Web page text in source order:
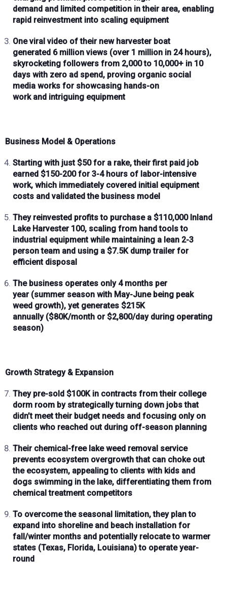
demand and limited competition in their area, enabling
rapid reinvestment into scaling equipment
One viral video of their new harvester boat
generated 6 million views (over 1 million in 24 hours),
skyrocketing followers from 2,000 to 10,000+ in 10
days with zero ad spend, proving organic social
media works for showcasing hands-on
workand intriguing equipment
Business Model & Operations
Starting with just $50 for a rake, their first paid job
earned $150-200for3-4 hours of labor-intensive
work, which immediately covered initial equipment
costs and validated the business model
They reinvested profits to purchase a $110,000 Inland
Lake Harvester 100, scaling from hand tools to
industrial equipment while maintaining a lean 2-3
person team and using a $7.5K dump trailerfor
efficient disposal
The business operates only 4 months per
year(summer season with May-Junebeing peak
weed growth), yet generates $215K
annually($80K/month or $2,800/dayduring operating
season)
Growth Strategy & Expansion
They pre-sold $100K in contracts from their college
dorm room by strategically turning down jobs that
didn’t meet their budget needs and focusing only on
clients who reached out during off-season planning
Their chemical-freelake weed removal service
prevents ecosystem overgrowth that can choke out
the ecosystem, appealing to clients with kids and
dogs swimming in the lake, differentiating them from
chemical treatment competitors
To overcome the seasonal limitation, they plan to
expand into shoreline and beach installation for
fall/winter months and potentially relocate to warmer
states (Texas, Florida, Louisiana) to operateyear-
round